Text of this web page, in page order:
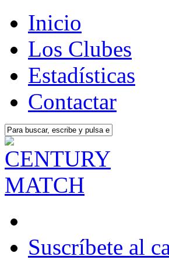
Inicio
Los Clubes
Estadísticas
Contactar
Suscríbete al